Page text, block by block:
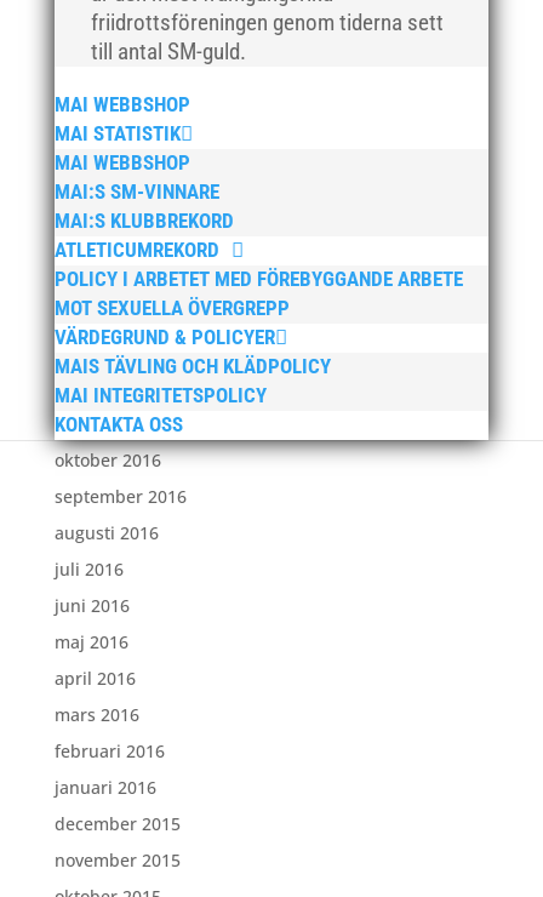
friidrottsföreningen genom tiderna sett
till antal SM-guld.
MAI WEBBSHOP
MAI STATISTIK
MAI WEBBSHOP
MAI:S SM-VINNARE
MAI:S KLUBBREKORD
ATLETICUMREKORD
POLICY I ARBETET MED FÖREBYGGANDE ARBETE
MOT SEXUELLA ÖVERGREPP
VÄRDEGRUND & POLICYER
MAIS TÄVLING OCH KLÄDPOLICY
MAI INTEGRITETSPOLICY
KONTAKTA OSS
oktober 2017
september 2017
augusti 2017
juli 2017
juni 2017
maj 2017
april 2017
mars 2017
februari 2017
januari 2017
december 2016
november 2016
oktober 2016
september 2016
augusti 2016
juli 2016
juni 2016
maj 2016
april 2016
mars 2016
februari 2016
januari 2016
december 2015
november 2015